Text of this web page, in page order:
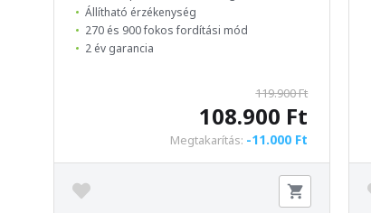
Állítható érzékenység
270 és 900 fokos fordítási mód
2 év garancia
119.900 Ft
108.900 Ft
Megtakarítás: -11.000 Ft